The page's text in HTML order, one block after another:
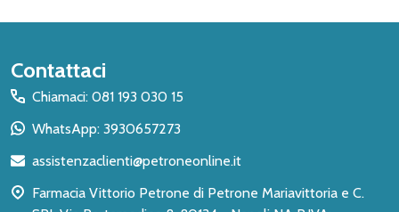
Inizio
del
piè
pagina
Contattaci
Chiamaci: 081 193 030 15
WhatsApp: 3930657273
assistenzaclienti@petroneonline.it
Farmacia Vittorio Petrone di Petrone Mariavittoria e C.